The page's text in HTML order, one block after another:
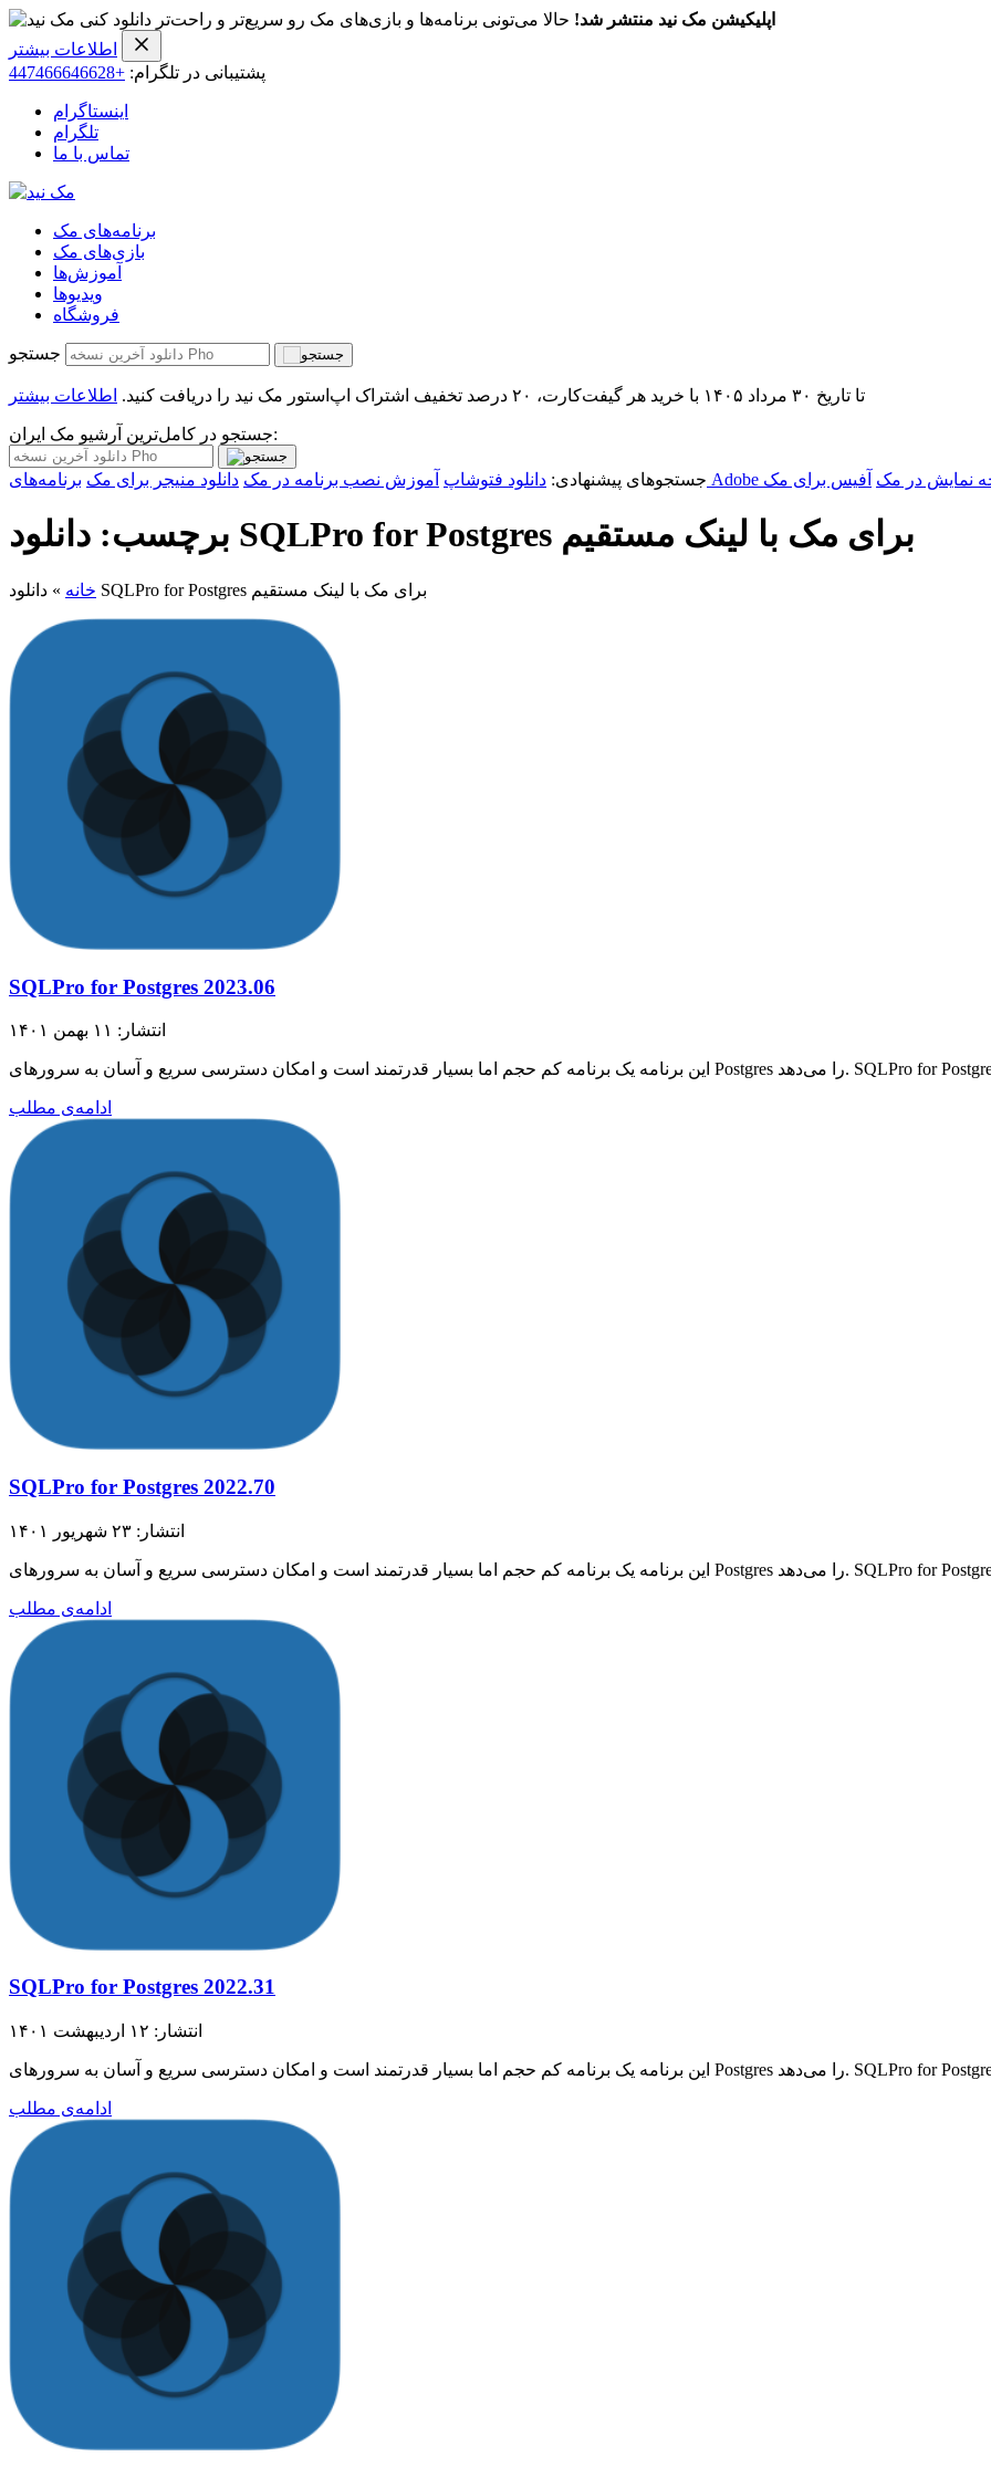
اپلیکیشن مک نید منتشر شد! حالا می‌تونی برنامه‌ها و بازی‌های مک رو سریع‌تر و راحت‌تر دانلود کنی
اطلاعات بیشتر
پشتیبانی در تلگرام: +447466646628
اینستاگرام
تلگرام
تماس با ما
برنامه‌های مک
بازی‌های مک
آموزش‌ها
ویدیو‌ها
فروشگاه
جستجو
تا تاریخ ۳۰ مرداد ۱۴۰۵ با خرید هر گیفت‌کارت، ۲۰ درصد تخفیف اشتراک اپ‌استور مک نید را دریافت کنید. اطلاعات بیشتر
جستجو در کامل‌ترین آرشیو مک ایران:
جستجوهای پیشنهادی: دانلود فتوشاپ آموزش نصب برنامه در مک دانلود منیجر برای مک نمایش در مک آفیس برای مک
برچسب: دانلود SQLPro for Postgres برای مک با لینک مستقیم
خانه » دانلود SQLPro for Postgres برای مک با لینک مستقیم
SQLPro for Postgres 2023.06
انتشار: ۱۱ بهمن ۱۴۰۱
ادامه‌ی مطلب
SQLPro for Postgres 2022.70
انتشار: ۲۳ شهریور ۱۴۰۱
ادامه‌ی مطلب
SQLPro for Postgres 2022.31
انتشار: ۱۲ اردیبهشت ۱۴۰۱
ادامه‌ی مطلب